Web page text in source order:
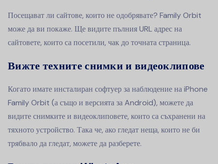
Посещават ли сайтове, които не одобрявате? Family Orbit
може да ви покаже. Ще видите пълния URL адрес на
сайтовете, които са посетили, чак до точната страница.
Вижте техните снимки и видеоклипове
Когато имате инсталиран софтуер за наблюдение на iPhone
Family Orbit (а също и версията за Android), можете да
видите снимките и видеоклиповете, които са съхранени на
тяхното устройство. Така че, ако гледат неща, които не би
трябвало да гледат, можете да разберете.